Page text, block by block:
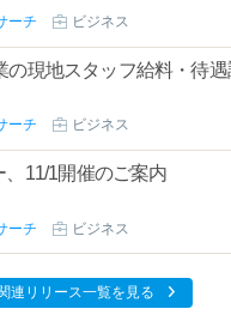
ーチ ビジネス
現地スタッフ給料・待
ーチ ビジネス
11/1開催のご案内
ーチ ビジネス
連リリース一覧を見る